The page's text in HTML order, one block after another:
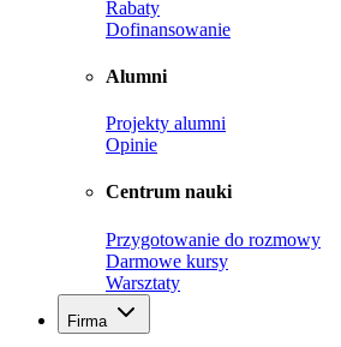
Rabaty
Dofinansowanie
Alumni
Projekty alumni
Opinie
Centrum nauki
Przygotowanie do rozmowy
Darmowe kursy
Warsztaty
Firma